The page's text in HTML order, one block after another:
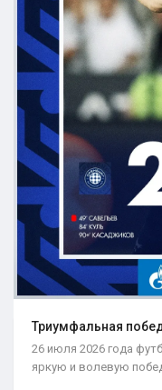
Триумфальная
26 июля 2026 года
яркую и волевую